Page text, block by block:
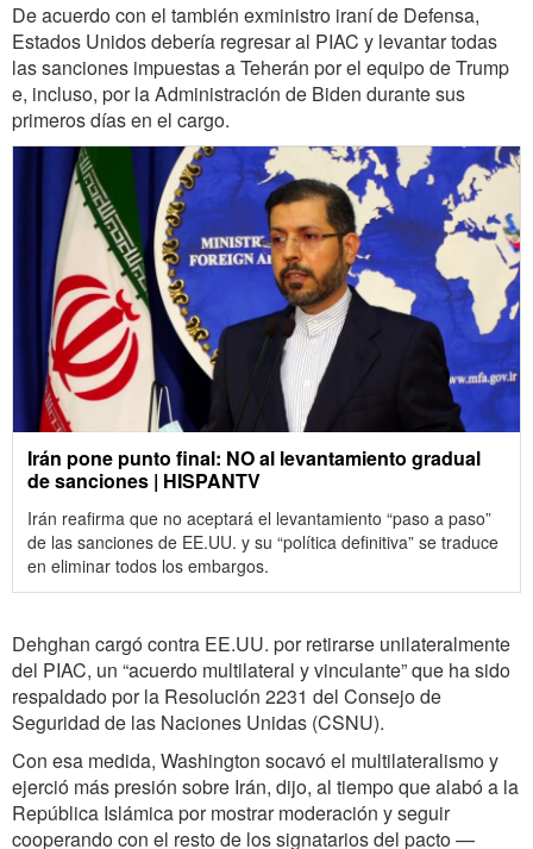
De acuerdo con el también exministro iraní de Defensa,
Estados Unidos debería regresar al PIAC y levantar todas
las sanciones impuestas a Teherán por el equipo de Trump
e, incluso, por la Administración de Biden durante sus
primeros días en el cargo.
Irán pone punto final: NO al levantamiento gradual
de sanciones | HISPANTV
Irán reafirma que no aceptará el levantamiento “paso a paso”
de las sanciones de EE.UU. y su “política definitiva” se traduce
en eliminar todos los embargos.
Dehghan cargó contra EE.UU. por retirarse unilateralmente
del PIAC, un “acuerdo multilateral y vinculante” que ha sido
respaldado por la Resolución 2231 del Consejo de
Seguridad de las Naciones Unidas (CSNU).
Con esa medida, Washington socavó el multilateralismo y
ejerció más presión sobre Irán, dijo, al tiempo que alabó a la
República Islámica por mostrar moderación y seguir
cooperando con el resto de los signatarios del pacto —